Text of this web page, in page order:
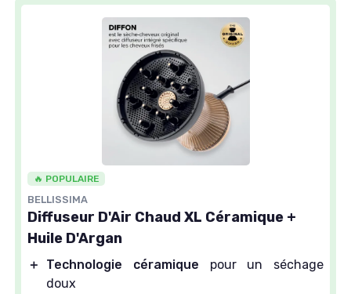
🔥 POPULAIRE
BELLISSIMA
Diffuseur D'Air Chaud XL Céramique +
Huile D'Argan
＋ Technologie céramique pour un séchage
doux